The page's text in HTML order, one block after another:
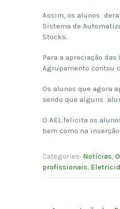
Assim, os alunos
Sistema de
Stocks.
Para a apreciação das
Agrupamento contou
Os alunos que agora
sendo que alguns
O AEL felicita os
bem como na
Categories: Notícias,
profissionais,